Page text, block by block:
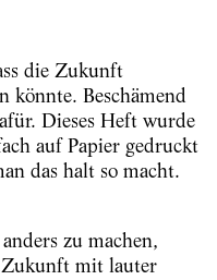
die Zukunft
könnte. Beschämend
Dieses Heft wurde
auf Papier gedruckt
das halt so macht.
zu machen,
Zukunft mit lauter